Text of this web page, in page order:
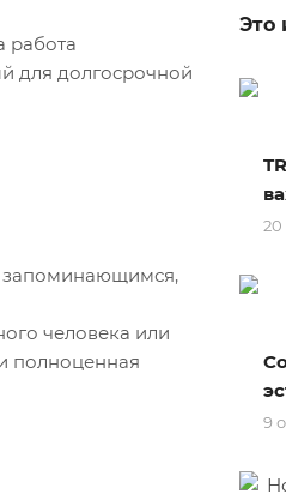
работа
для долгосрочной
запоминающимся,
человека или
полноценная
Это
20
9